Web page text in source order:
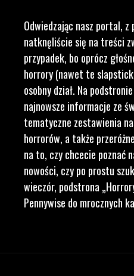
Odwiedzając nasz portal, z
natknęliście się na treści
przypadek, bo oprócz
horrory (nawet te
osobny dział. Na
najnowsze informacje ze
tematyczne zestawienia
horrorów, a także
na to, czy chcecie poznać
nowości, czy po prostu
wieczór, podstrona
Pennywise do mrocznych